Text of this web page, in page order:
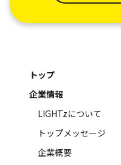
トップ
企業情報
LIGHTzについて
トップメッセージ
企業概要